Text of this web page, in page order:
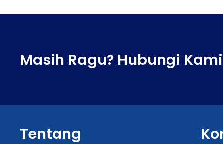
Masih Ragu? Hubungi
Tentang